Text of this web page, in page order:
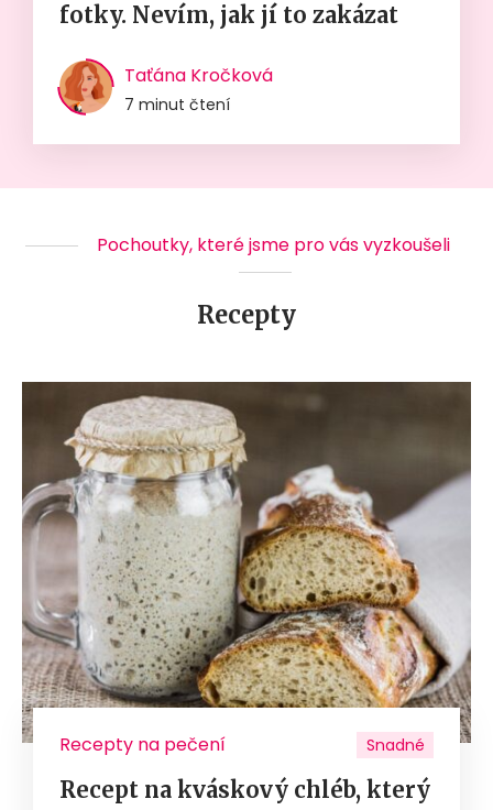
fotky. Nevím, jak jí to zakázat
Taťána Kročková
7 minut čtení
Pochoutky, které jsme pro vás vyzkoušeli
Recepty
Recepty na pečení Snadné
Recept na kváskový chléb, který